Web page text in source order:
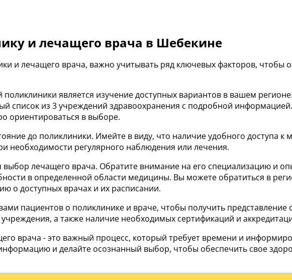
и лечащего врача в Шебекине
и лечащего врача, важно учитывать ряд ключевых факторов,
является изучение доступных вариантов в вашем
список из 3 учреждений здравоохранения с подробной
ориентироваться в выборе.
до поликлиники. Имейте в виду, что наличие удобного доступа
необходимости регулярного наблюдения или лечения.
лечащего врача. Обратите внимание на его специализацию и
в определенной области медицины. Вы можете обратиться в
о доступных врачах и их расписании.
пациентов о поликлинике и враче, чтобы получить представление
а также наличие необходимых сертификаций и
врача - это важный процесс, который требует времени и
и делайте осознанный выбор, чтобы обеспечить свое